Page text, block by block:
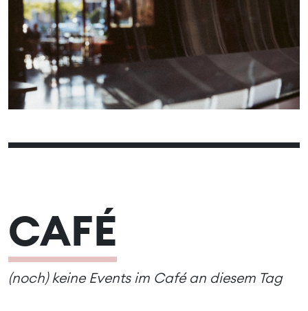
06
07 08 09 10 11
12
13
14 15 16 17 18
19
20
21 22 24 25
26
27
28 29 30 31
CAFÉ
(noch) keine Events im Café an diesem Tag